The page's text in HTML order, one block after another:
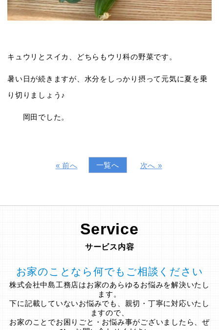
キュウリとスイカ、どちらもウリ科の野菜です。
暑い日が続きますが、水分をしっかり摂って元気に夏を乗
り切りましょう♪
岡田でした。
« 前へ 一覧へ 次へ »
Service
サービス内容
お家のことなら何でもご相談ください
株式会社中島工務店はお家のあらゆるお悩みを解決いたし
ます。
下に記載していないお悩みでも、親切・丁寧に対応いたし
ますので、
お家のことでお困りごと・お悩み事がございましたら、ぜ